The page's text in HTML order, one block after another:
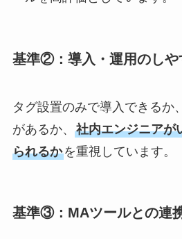
基準②：導入・運用のしや
タグ設置のみで導入できるか
があるか、 社内エンジニアが
られるかを重視しています。
基準③：MAツールとの連